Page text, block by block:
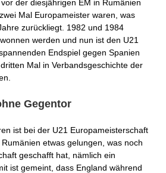
der diesjährigen EM in Rumänien
Mal Europameister waren, was
zurückliegt. 1982 und 1984
werden und nun ist den U21
Endspiel gegen Spanien
Mal in Verbandsgeschichte der
Gegentor
ist bei der U21 Europameisterschaft
etwas gelungen, was noch
geschafft hat, nämlich ein
ist gemeint, dass England während